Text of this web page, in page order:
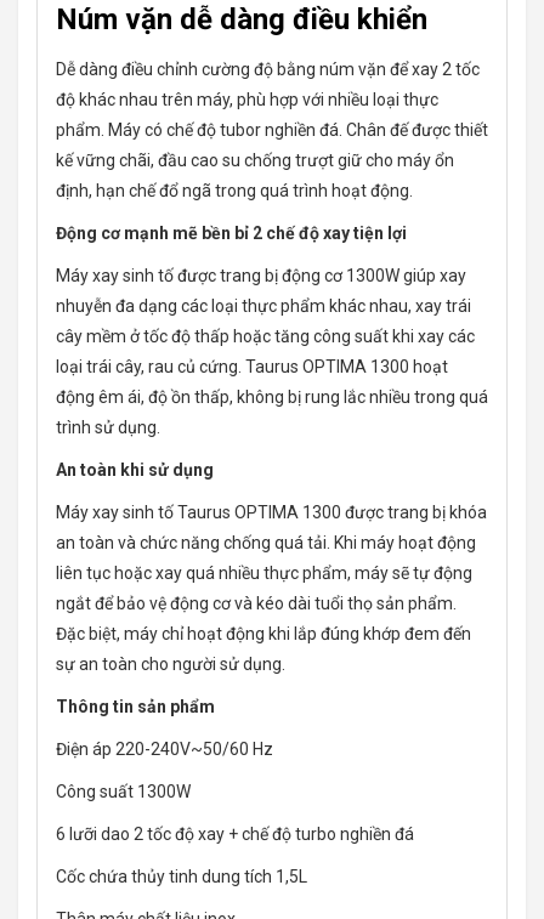
Núm vặn dễ dàng điều khiển
Dễ dàng điều chỉnh cường độ bằng núm vặn để xay 2 tốc
độ khác nhau trên máy, phù hợp với nhiều loại thực
phẩm. Máy có chế độ tubor nghiền đá. Chân đế được thiết
kế vững chãi, đầu cao su chống trượt giữ cho máy ổn
định, hạn chế đổ ngã trong quá trình hoạt động.
Động cơ mạnh mẽ bền bỉ 2 chế độ xay tiện lợi
Máy xay sinh tố được trang bị động cơ 1300W giúp xay
nhuyễn đa dạng các loại thực phẩm khác nhau, xay trái
cây mềm ở tốc độ thấp hoặc tăng công suất khi xay các
loại trái cây, rau củ cứng. Taurus OPTIMA 1300 hoạt
động êm ái, độ ồn thấp, không bị rung lắc nhiều trong quá
trình sử dụng.
An toàn khi sử dụng
Máy xay sinh tố Taurus OPTIMA 1300 được trang bị khóa
an toàn và chức năng chống quá tải. Khi máy hoạt động
liên tục hoặc xay quá nhiều thực phẩm, máy sẽ tự động
ngắt để bảo vệ động cơ và kéo dài tuổi thọ sản phẩm.
Đặc biệt, máy chỉ hoạt động khi lắp đúng khớp đem đến
sự an toàn cho người sử dụng.
Thông tin sản phẩm
Điện áp 220-240V~50/60 Hz
Công suất 1300W
6 lưỡi dao 2 tốc độ xay + chế độ turbo nghiền đá
Cốc chứa thủy tinh dung tích 1,5L